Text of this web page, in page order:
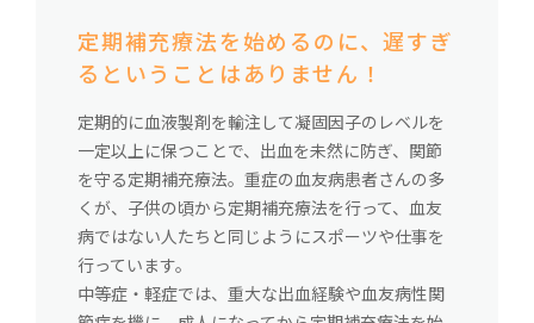
定期補充療法を始めるのに、遅すぎ
るということはありません！
定期的に血液製剤を輸注して凝固因子のレベルを
一定以上に保つことで、出血を未然に防ぎ、関節
を守る定期補充療法。重症の血友病患者さんの多
くが、子供の頃から定期補充療法を行って、血友
病ではない人たちと同じようにスポーツや仕事を
行っています。
中等症・軽症では、重大な出血経験や血友病性関